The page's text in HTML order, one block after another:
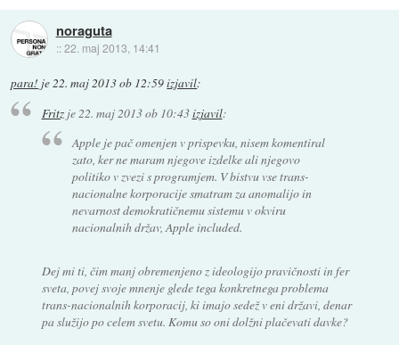
noraguta
::22. maj 2013, 14:41
para! je22. maj 2013 ob 12:59izjavil:
Fritzje22. maj 2013 ob 10:43izjavil:
Apple je pač omenjen v prispevku, nisem komentiral
zato, ker ne maram njegove izdelke ali njegovo
politiko v zvezi s programjem. V bistvu vse trans-
nacionalne korporacije smatram za anomalijo in
nevarnost demokratičnemu sistemu v okviru
nacionalnih držav, Apple included.
Dej mi ti, čim manj obremenjeno z ideologijo pravičnosti in fer
sveta, povej svoje mnenje glede tega konkretnega problema
trans-nacionalnih korporacij, ki imajo sedež v eni državi, denar
pa služijo po celem svetu. Komu so oni dolžni plačevati davke?